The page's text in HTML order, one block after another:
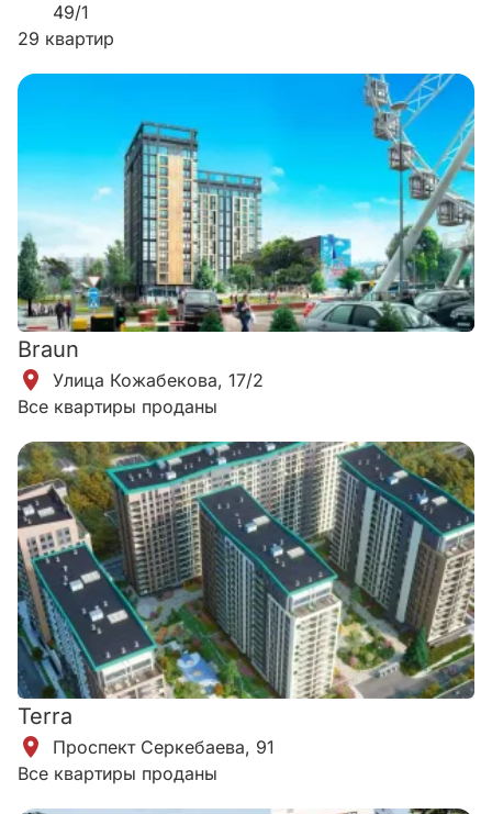
49/1
29 квартир
Braun
Улица Кожабекова, 17/2
Все квартиры проданы
Terra
​Проспект Серкебаева, 91
Все квартиры проданы